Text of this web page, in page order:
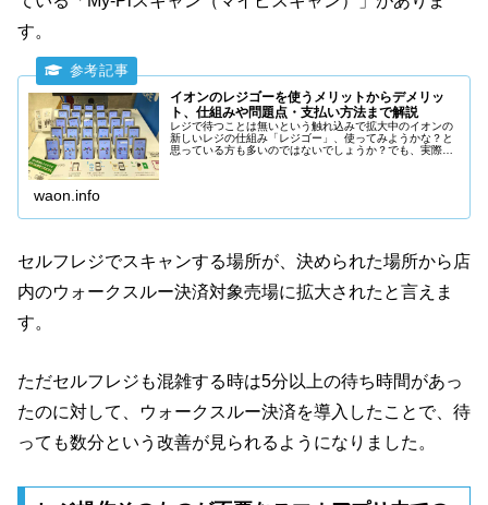
す。
イオンのレジゴーを使うメリットからデメリッ
ト、仕組みや問題点・支払い方法まで解説
レジで待つことは無いという触れ込みで拡大中のイオンの
新しいレジの仕組み「レジゴー」、使ってみようかな？と
思っている方も多いのではないでしょうか？でも、実際の
waon.info
セルフレジでスキャンする場所が、決められた場所から店
内のウォークスルー決済対象売場に拡大されたと言えま
す。
ただセルフレジも混雑する時は5分以上の待ち時間があっ
たのに対して、ウォークスルー決済を導入したことで、待
っても数分という改善が見られるようになりました。